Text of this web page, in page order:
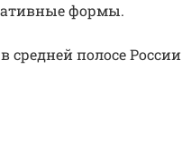
формы.
средней полосе России